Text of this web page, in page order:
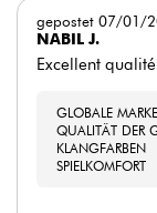
gepostet 07/01/
NABIL J.
Excellent
GLOBALE MARKE
QUALITÄT DER
KLANGFARBEN
SPIELKOMFORT